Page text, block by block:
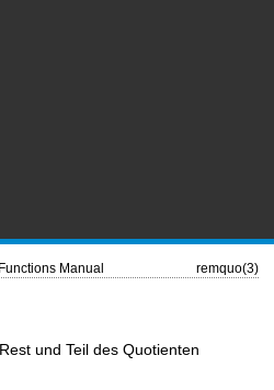
Manual remquo(3)
und Teil des Quotienten